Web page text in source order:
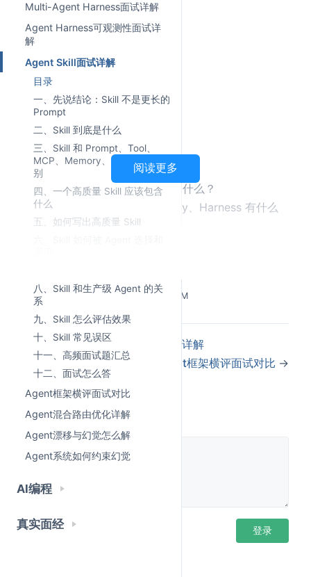
Multi-Agent Harness面试详解
Agent Harness可观测性面试详
解
Agent Skill面试详解
目录
一、先说结论：Skill 不是更长的
Prompt
二、Skill 到底是什么
三、Skill 和 Prompt、Tool、
MCP、Memory、Harness 的区
别
四、一个高质量 Skill 应该包含
什么
五、如何写出高质量 Skill
八、Skill 和生产级 Agent 的关
系
九、Skill 怎么评估效果
十、Skill 常见误区
十一、高频面试题汇总
十二、面试怎么答
Agent框架横评面试对比
Agent混合路由优化详解
Agent漂移与幻觉怎么解
Agent系统如何约束幻觉
AI编程
真实面经
不少录友一听 Skill，就会说：
"Skill 不就是一段提示词吗？"
这句话不能说完全错。
但还不够。
如果面试官继续追问：
什么任务适合沉淀成 Skill？
Skill 里应该写什么，不应该写什么？
Skill 和 Tool、MCP、Memory、Harness 有什么
边界？
Skill 写错了会不会误导 Agent？
Skill 怎么进入评测和版本管理？
如果这些答不上来，就说明你还停留在"写 Prompt"阶
段。
Skill 真正考的，不是你会不会写一段说明，而是你有
没有把重复经验沉淀成可复用能力的工程意识。
这篇文章，我们就系统讲一下 Agent Skill 面试怎么
目录
先说结论：Skill 不是更长的 Prompt
阅读更多
Last Updated: 6/19/2026, 10:44:37 AM
Agent Harness可观测性面试详解
Agent框架横评面试对比 →
评论
登录后评论 登录